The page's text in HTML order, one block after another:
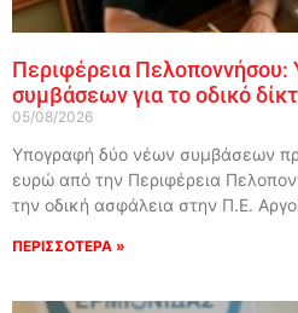
Περιφέρεια
συμβάσεων για το οδικό
05/08/2026
Υπογραφή δύο νέων συμβάσεων
ευρώ από την Περιφέρεια
την οδική ασφάλεια στην Π.Ε.
ΠΕΡΙΣΣΟΤΕΡΑ »